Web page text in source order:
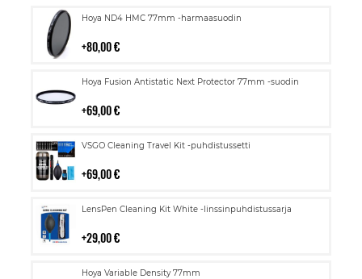
Hoya ND4 HMC 77mm -harmaasuodin
80,00 €
Lisää
Hoya Fusion Antistatic Next Protector 77mm -suodin
69,00 €
Lisää
VSGO Cleaning Travel Kit -puhdistussetti
69,00 €
Lisää
LensPen Cleaning Kit White -linssinpuhdistussarja
29,00 €
Lisää
Hoya Variable Density 77mm
Lisää